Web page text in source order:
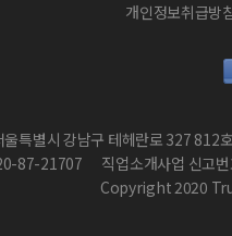
개인정보취급방
울특별시 강남구 테헤란로 327 812
87-21707
직업소개사업 신고
Copyright 2020